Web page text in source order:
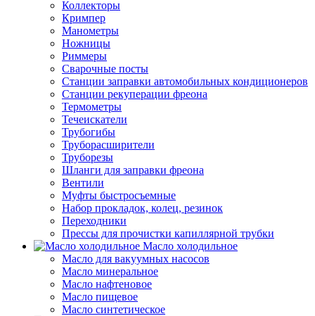
Коллекторы
Кримпер
Манометры
Ножницы
Риммеры
Сварочные посты
Станции заправки автомобильных кондиционеров
Станции рекуперации фреона
Термометры
Течеискатели
Трубогибы
Труборасширители
Труборезы
Шланги для заправки фреона
Вентили
Муфты быстросъемные
Набор прокладок, колец, резинок
Переходники
Прессы для прочистки капиллярной трубки
Масло холодильное
Масло для вакуумных насосов
Масло минеральное
Масло нафтеновое
Масло пищевое
Масло синтетическое